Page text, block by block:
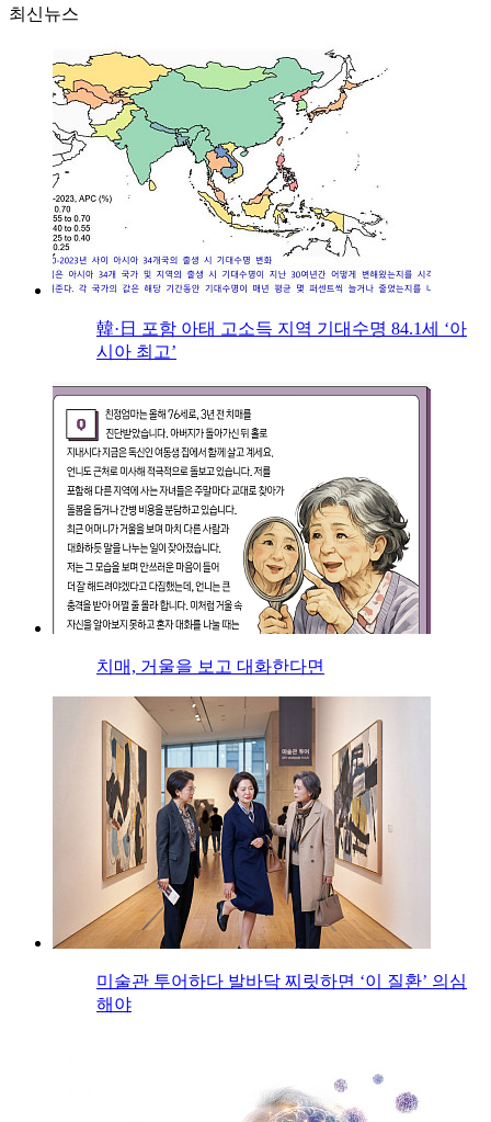
최신뉴스
韓·日 포함 아태 고소득 지역 기대수명 84.1세 ‘아
시아 최고’
치매, 거울을 보고 대화한다면
미술관 투어하다 발바닥 찌릿하면 ‘이 질환’ 의심
해야